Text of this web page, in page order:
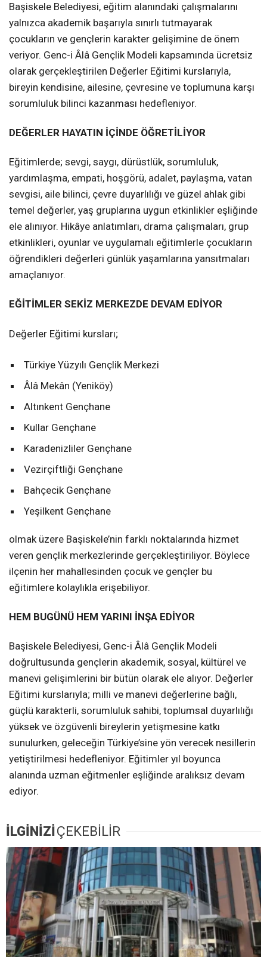
Başiskele Belediyesi, eğitim alanındaki çalışmalarını
yalnızca akademik başarıyla sınırlı tutmayarak
çocukların ve gençlerin karakter gelişimine de önem
veriyor. Genc-i Âlâ Gençlik Modeli kapsamında ücretsiz
olarak gerçekleştirilen Değerler Eğitimi kurslarıyla,
bireyin kendisine, ailesine, çevresine ve toplumuna karşı
sorumluluk bilinci kazanması hedefleniyor.
DEĞERLER HAYATIN İÇİNDE ÖĞRETİLİYOR
Eğitimlerde; sevgi, saygı, dürüstlük, sorumluluk,
yardımlaşma, empati, hoşgörü, adalet, paylaşma, vatan
sevgisi, aile bilinci, çevre duyarlılığı ve güzel ahlak gibi
temel değerler, yaş gruplarına uygun etkinlikler eşliğinde
ele alınıyor. Hikâye anlatımları, drama çalışmaları, grup
etkinlikleri, oyunlar ve uygulamalı eğitimlerle çocukların
öğrendikleri değerleri günlük yaşamlarına yansıtmaları
amaçlanıyor.
EĞİTİMLER SEKİZ MERKEZDE DEVAM EDİYOR
Değerler Eğitimi kursları;
Türkiye Yüzyılı Gençlik Merkezi
Âlâ Mekân (Yeniköy)
Altınkent Gençhane
Kullar Gençhane
Karadenizliler Gençhane
Vezirçiftliği Gençhane
Bahçecik Gençhane
Yeşilkent Gençhane
olmak üzere Başiskele’nin farklı noktalarında hizmet
veren gençlik merkezlerinde gerçekleştiriliyor. Böylece
ilçenin her mahallesinden çocuk ve gençler bu
eğitimlere kolaylıkla erişebiliyor.
HEM BUGÜNÜ HEM YARINI İNŞA EDİYOR
Başiskele Belediyesi, Genc-i Âlâ Gençlik Modeli
doğrultusunda gençlerin akademik, sosyal, kültürel ve
manevi gelişimlerini bir bütün olarak ele alıyor. Değerler
Eğitimi kurslarıyla; milli ve manevi değerlerine bağlı,
güçlü karakterli, sorumluluk sahibi, toplumsal duyarlılığı
yüksek ve özgüvenli bireylerin yetişmesine katkı
sunulurken, geleceğin Türkiye’sine yön verecek nesillerin
yetiştirilmesi hedefleniyor. Eğitimler yıl boyunca
alanında uzman eğitmenler eşliğinde aralıksız devam
ediyor.
İLGİNİZİÇEKEBİLİR